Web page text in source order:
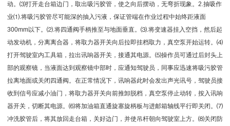
动。⑶打开走台箱边门，取出吸污胶管，使之向后摆动，无弯折现象。2.抽吸作
业⑴.将吸污胶管尽可能深的抽入污液，保证管端在作业过程中始终距液面
300mm以下。⑵.将四通阀手柄推至与地面垂直。⑶.将变速器挂入空挡，然后起
动发动机，分离离合器，将取力器开关向后拉即挂档取力，真空泵开始运转。⑷
打开驾驶室内工具箱，拉出讯响器开关，接通其电源。⑸操作员可通过后封头上
部的观察镜，当液面达到观察镜中部时，应通知驾驶员，同事应迅速将吸污胶管
拉离地面或关闭四通阀。在正常情况下，讯响器此时会发出声光讯号，驾驶员接
收到信号应减小油门，将取力器开关向前推卸脱档，真空泵停止动转，按入讯响
器开关，切断其电源。⑹将加油箱直通旋塞旋柄板与进邮箱轴线平行即关闭。⑺
冲洗胶管后，将其放回走台箱，关好边门，并使吊杆朝向驾驶室上方。⑻关闭防